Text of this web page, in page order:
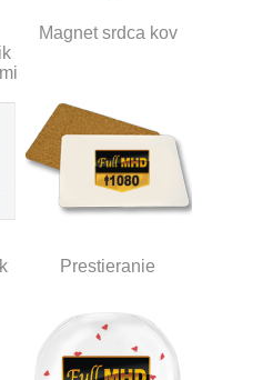
Magnet srdca kov
Prestieranie